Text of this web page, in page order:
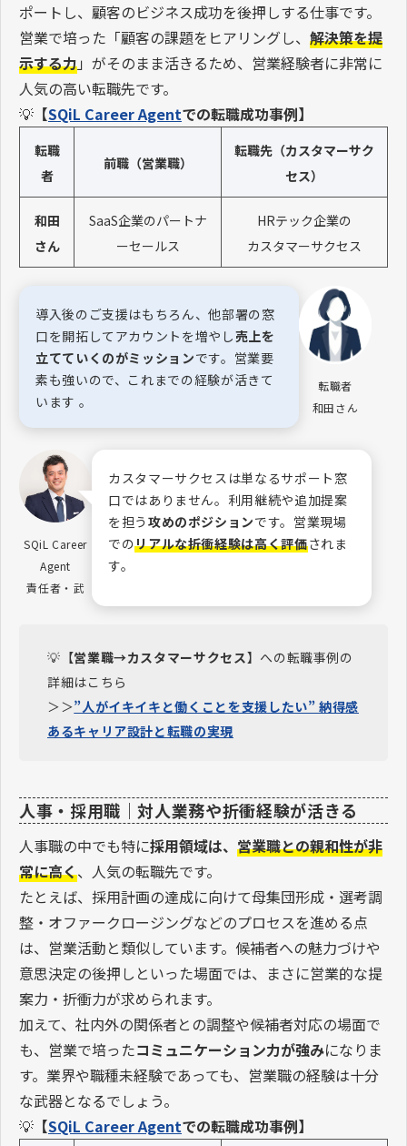
ポートし、顧客のビジネス成功を後押しする仕事です。
営業で培った「顧客の課題をヒアリングし、 解決策を提
示する力」がそのまま活きるため、営業経験者に非常に
人気の高い転職先です。
💡 【SQiL Career Agentでの転職成功事例】
転職
者
前職（営業職）
転職先（カスタマーサク
セス）
和田
さん
SaaS企業のパートナ
ーセールス
HRテック企業の
カスタマーサクセス
導入後のご支援はもちろん、他部署の窓
口を開拓してアカウントを増やし売上を
立てていくのがミッションです。営業要
素も強いので、これまでの経験が活きて
います 。
転職者
和田さん
SQiL Career
Agent
責任者・武
カスタマーサクセスは単なるサポート窓
口ではありません。利用継続や追加提案
を担う 攻めのポジションです。営業現場
でのリアルな折衝経験は高く評価されま
す。
💡【営業職→カスタマーサクセス】への転職事例の
詳細はこちら
＞＞”人がイキイキと働くことを支援したい” 納得感
あるキャリア設計と転職の実現
人事・採用職｜対人業務や折衝経験が活きる
人事職の中でも特に採用領域は、 営業職との親和性が非
常に高く、人気の転職先です。
たとえば、採用計画の達成に向けて母集団形成・選考調
整・オファークロージングなどのプロセスを進める点
は、営業活動と類似しています。候補者への魅力づけや
意思決定の後押しといった場面では、まさに営業的な提
案力・折衝力が求められます。
加えて、社内外の関係者との調整や候補者対応の場面で
も、営業で培ったコミュニケーション力が強みになりま
す。業界や職種未経験であっても、営業職の経験は十分
な武器となるでしょう。
💡 【SQiL Career Agentでの転職成功事例】